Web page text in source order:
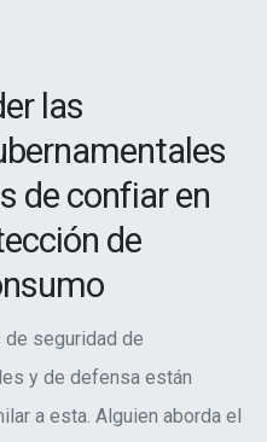
las
de confiar en
de
de seguridad de
y de defensa están
a esta. Alguien aborda el